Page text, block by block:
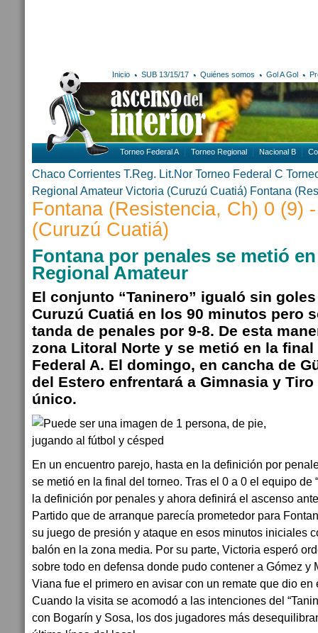
Inicio SUB 13/15/17 Quiénes somos Gol A Gol
Torneo Federal A Torneo Regional Nacional B
Chaco Corrientes T.Reg. Lit.Nor Torneo Federal C
Regional Amateur Victoria (Curuzú Cuatiá) Fontana
Fontana (Resistencia, Ch) 0 (9)
(Curuzú Cuatiá)
Fontana por penales se metió
Regional Amateur
El conjunto “Taninero” igualó sin
Curuzú Cuatiá en los 90 minutos pero
tanda de penales por 9-8. De esta
zona Litoral Norte y se metió en la
Federal A. El domingo, en cancha de
del Estero enfrentará a Gimnasia y
único.
En un encuentro parejo, hasta en la definición por
se metió en la final del torneo. Tras el 0 a 0 el equipo de
la definición por penales y ahora definirá el ascenso
Partido que de arranque parecía prometedor para
su juego de presión y ataque en esos minutos iniciales
balón en la zona media. Por su parte, Victoria esperó
sobre todo en defensa donde pudo contener a Gómez y
Viana fue el primero en avisar con un remate que dio en
Cuando la visita se acomodó a las intenciones del
con Bogarín y Sosa, los dos jugadores más